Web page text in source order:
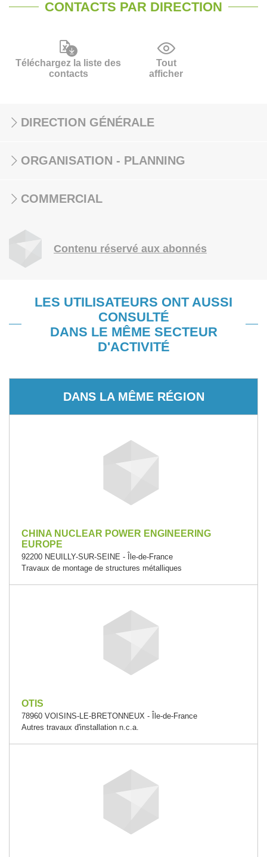
CONTACTS PAR DIRECTION
Téléchargez la liste des
contacts
Tout
afficher
DIRECTION GÉNÉRALE
ORGANISATION - PLANNING
COMMERCIAL
Contenu réservé aux abonnés
LES UTILISATEURS ONT AUSSI
CONSULTÉ
DANS LE MÊME SECTEUR
D'ACTIVITÉ
DANS LA MÊME RÉGION
CHINA NUCLEAR POWER ENGINEERING
EUROPE
92200 NEUILLY-SUR-SEINE - Île-de-France
Travaux de montage de structures métalliques
OTIS
78960 VOISINS-LE-BRETONNEUX - Île-de-France
Autres travaux d'installation n.c.a.